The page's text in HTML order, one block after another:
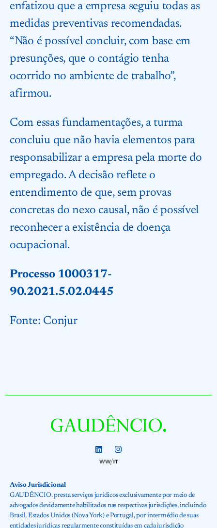
enfatizou que a empresa seguiu todas as
medidas preventivas recomendadas.
“Não é possível concluir, com base em
presunções, que o contágio tenha
ocorrido no ambiente de trabalho”,
afirmou.
Com essas fundamentações, a turma
concluiu que não havia elementos para
responsabilizar a empresa pela morte do
empregado. A decisão reflete o
entendimento de que, sem provas
concretas do nexo causal, não é possível
reconhecer a existência de doença
ocupacional.
Processo 1000317-
90.2021.5.02.0445
Fonte: Conjur
Aviso Jurisdicional
GAUDÊNCIO. presta serviços jurídicos exclusivamente por meio de
advogados devidamente habilitados nas respectivas jurisdições, incluindo
Brasil, Estados Unidos (Nova York) e Portugal, por intermédio de suas
entidades jurídicas regularmente constituídas em cada jurisdição